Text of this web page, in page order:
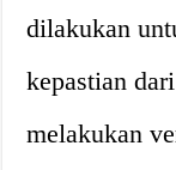
dilakukan
kepastian
melakukan